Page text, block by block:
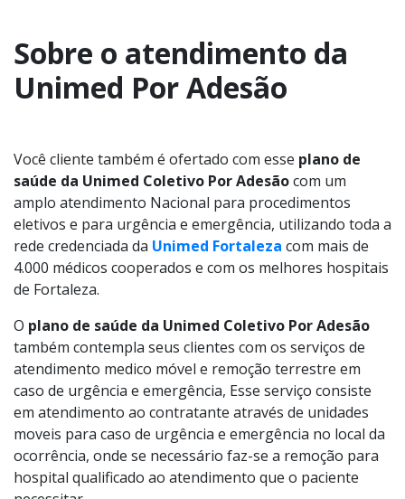
Sobre o atendimento da
Unimed Por Adesão
Você cliente também é ofertado com esse plano de
saúde da Unimed Coletivo Por Adesãocom um
amplo atendimento Nacional para procedimentos
eletivos e para urgência e emergência, utilizando toda a
rede credenciada da Unimed Fortaleza com mais de
4.000 médicos cooperados e com os melhores hospitais
de Fortaleza.
O plano de saúde da Unimed Coletivo Por Adesão
também contempla seus clientes com os serviços de
atendimento medico móvel e remoção terrestre em
caso de urgência e emergência, Esse serviço consiste
em atendimento ao contratante através de unidades
moveis para caso de urgência e emergência no local da
ocorrência, onde se necessário faz-se a remoção para
hospital qualificado ao atendimento que o paciente